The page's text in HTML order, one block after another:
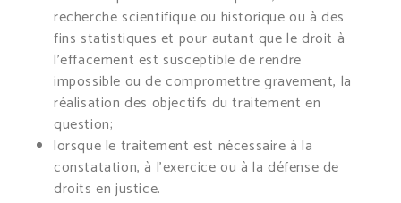
recherche scientifique ou historique ou à des
fins statistiques et pour autant que le droit à
l’effacement est susceptible de rendre
impossible ou de compromettre gravement, la
réalisation des objectifs du traitement en
question;
lorsque le traitement est nécessaire à la
constatation, à l’exercice ou à la défense de
droits en justice.